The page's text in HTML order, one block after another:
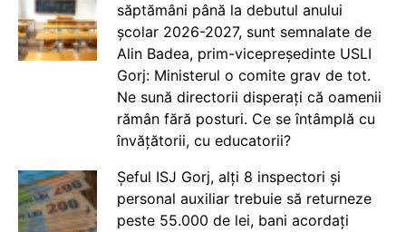
săptămâni până la debutul anului
școlar 2026-2027, sunt semnalate de
Alin Badea, prim-vicepreședinte USLI
Gorj: Ministerul o comite grav de tot.
Ne sună directorii disperați că oamenii
rămân fără posturi. Ce se întâmplă cu
învățătorii, cu educatorii?
Șeful ISJ Gorj, alți 8 inspectori și
personal auxiliar trebuie să returneze
peste 55.000 de lei, bani acordați